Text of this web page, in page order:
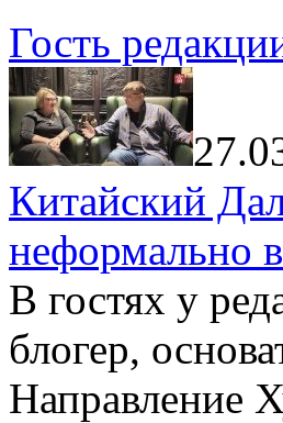
Гость
Китайский
неформально
В гостях у
блогер,
Направление